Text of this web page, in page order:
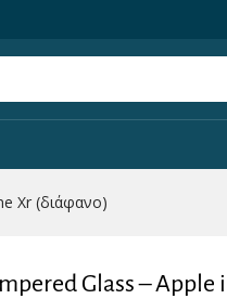
Xr (διάφανο)
Glass – Apple